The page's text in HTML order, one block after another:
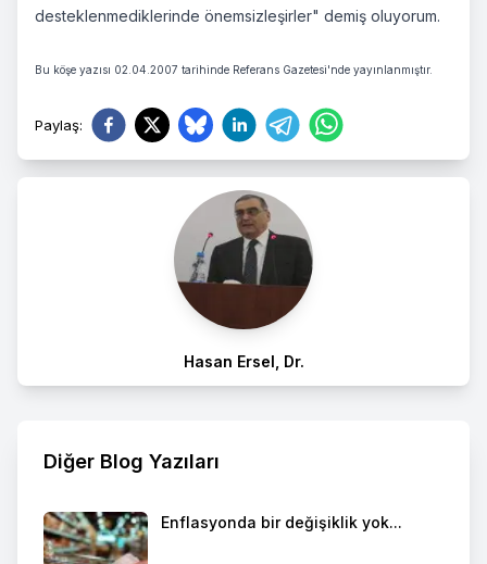
Hasan Ersel, Dr.
Diğer Blog Yazıları
Enflasyonda bir değişiklik yok...
desteklenmediklerinde önemsizleşirler" demiş oluyorum.
Bu köşe yazısı 02.04.2007 tarihinde Referans Gazetesi'nde yayınlanmıştır.
Paylaş: